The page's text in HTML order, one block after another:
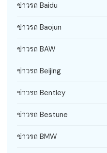
ข่าวรถ Baidu
ข่าวรถ Baojun
ข่าวรถ BAW
ข่าวรถ Beijing
ข่าวรถ Bentley
ข่าวรถ Bestune
ข่าวรถ BMW